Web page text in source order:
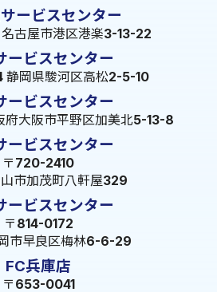
ービスセンター
古屋市港区港楽3-13-22
ービスセンター
岡県駿河区高松2-5-10
ービスセンター
大阪市平野区加美北5-13-8
ービスセンター
〒720-2410
市加茂町八軒屋329
ービスセンター
〒814-0172
市早良区梅林6-6-29
FC兵庫店
〒653-0041